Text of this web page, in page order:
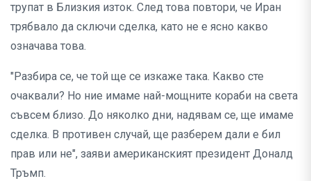
трупат в Близкия изток. След това повтори, че Иран
трябвало да сключи сделка, като не е ясно какво
означава това.
"Разбира се, че той ще се изкаже така. Какво сте
очаквали? Но ние имаме най-мощните кораби на света
съвсем близо. До няколко дни, надявам се, ще имаме
сделка. В противен случай, ще разберем дали е бил
прав или не", заяви американският президент Доналд
Тръмп.